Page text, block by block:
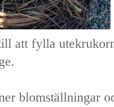
att fylla
blomställningar